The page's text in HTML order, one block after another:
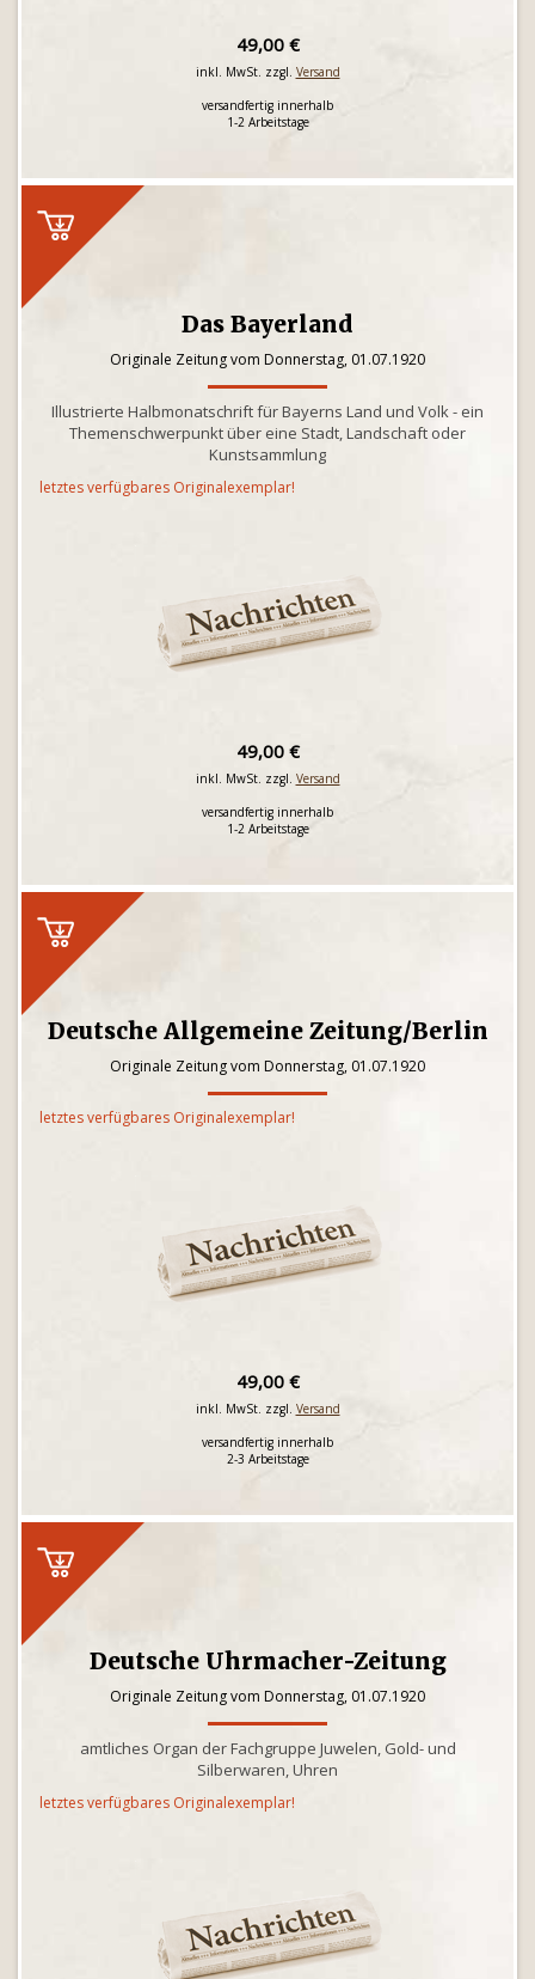
49,00 €
inkl. MwSt. zzgl. Versand
versandfertig innerhalb
1-2 Arbeitstage
Das Bayerland
Originale Zeitung vom Donnerstag, 01.07.1920
Illustrierte Halbmonatschrift für Bayerns Land und Volk - ein
Themenschwerpunkt über eine Stadt, Landschaft oder
Kunstsammlung
letztes verfügbares Originalexemplar!
49,00 €
inkl. MwSt. zzgl. Versand
versandfertig innerhalb
1-2 Arbeitstage
Deutsche Allgemeine Zeitung/Berlin
Originale Zeitung vom Donnerstag, 01.07.1920
letztes verfügbares Originalexemplar!
49,00 €
inkl. MwSt. zzgl. Versand
versandfertig innerhalb
2-3 Arbeitstage
Deutsche Uhrmacher-Zeitung
Originale Zeitung vom Donnerstag, 01.07.1920
amtliches Organ der Fachgruppe Juwelen, Gold- und
Silberwaren, Uhren
letztes verfügbares Originalexemplar!